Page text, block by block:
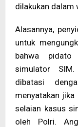
dilakukan dalam
Alasannya,
untuk
bahwa pidato
simulator
dibatasi
menyatakan
selaian kasus
oleh Polri.